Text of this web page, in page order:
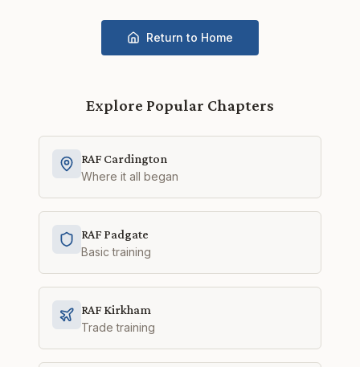
Return to Home
Explore Popular Chapters
RAF Cardington
Where it all began
RAF Padgate
Basic training
RAF Kirkham
Trade training